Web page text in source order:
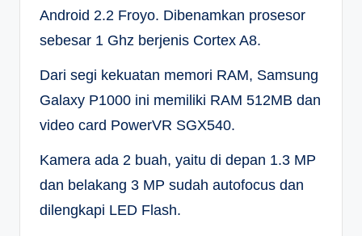
Android 2.2 Froyo. Dibenamkan prosesor
sebesar 1 Ghz berjenis Cortex A8.
Dari segi kekuatan memori RAM, Samsung
Galaxy P1000 ini memiliki RAM 512MB dan
video card PowerVR SGX540.
Kamera ada 2 buah, yaitu di depan 1.3 MP
dan belakang 3 MP sudah autofocus dan
dilengkapi LED Flash.